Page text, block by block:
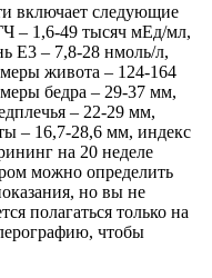
включает следующие
– 1,6-49 тысяч мЕд/мл,
E3 – 7,8-28 нмоль/л,
живота – 124-164
бедра – 29-37 мм,
– 22-29 мм,
– 16,7-28,6 мм, индекс
на 20 неделе
можно определить
но вы не
полагаться только на
чтобы